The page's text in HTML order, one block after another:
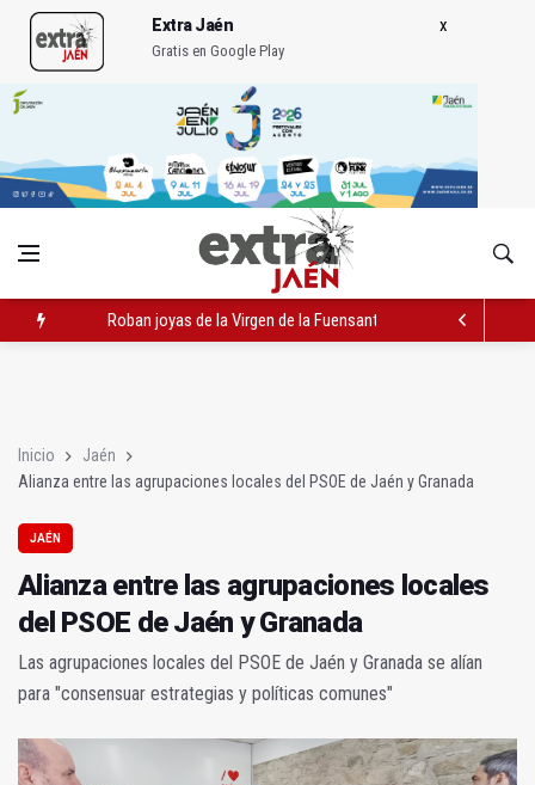
Extra Jaén
Gratis en Google Play
Roban joyas de la Virgen de la Fuensanta Coronada de
Inicio
Jaén
Alianza entre las agrupaciones locales del PSOE de Jaén y Granada
JAÉN
Alianza entre las agrupaciones locales
del PSOE de Jaén y Granada
Las agrupaciones locales del PSOE de Jaén y Granada se alían
para "consensuar estrategias y políticas comunes"